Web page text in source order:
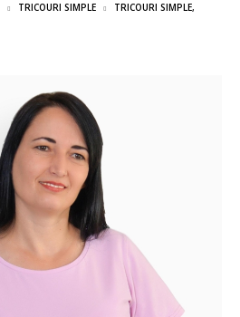
TRICOURI SIMPLE TRICOURI SIMPLE,